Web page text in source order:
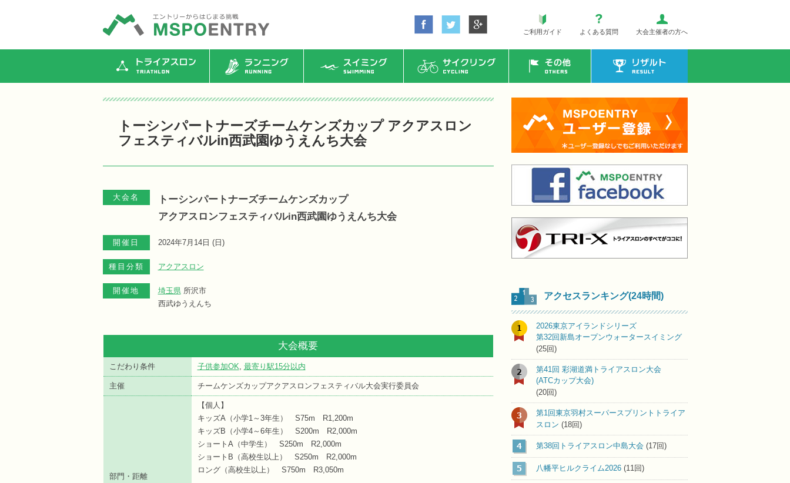
ご利用ガイド よくある質問 大会主催者の方へ
トライアスロン ランニング スイミング サイクリング その他 リザルト
トーシンパートナーズチームケンズカップ アクアスロン
フェスティバルin西武園ゆうえんち大会
大会名
トーシンパートナーズチームケンズカップ
アクアスロンフェスティバルin西武園ゆうえんち大会
開催日 2024年7月14日 (日 )
種目分類 アクアスロン
開催地 埼玉県所沢市
西武ゆうえんち
大会概要
こだわり条件 子供参加OK, 最寄り駅15分以内
主催 チームケンズカップアクアスロンフェスティバル大会実行委員会
部門・距離
【個人】
キッズA（小学1～3年生） S75m R1,200m
キッズB（小学4～6年生） S200m R2,000m
ショートA（中学生） S250m R2,000m
ショートB（高校生以上） S250m R2,000m
ロング（高校生以上） S750m R3,050m
アクセスランキング(24時間)
1
2026東京アイランドシリーズ
第32回新島オープンウォータースイミング
(25回)
2
第41回 彩湖道満トライアスロン大会
(ATCカップ大会)
(20回)
3
第1回東京羽村スーパースプリントトライア
スロン (18回)
4 第38回トライアスロン中島大会 (17回)
5 八幡平ヒルクライム2026 (11回)